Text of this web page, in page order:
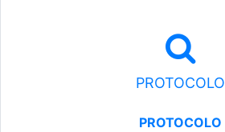
PROTOCOLO
PROTOCOLO